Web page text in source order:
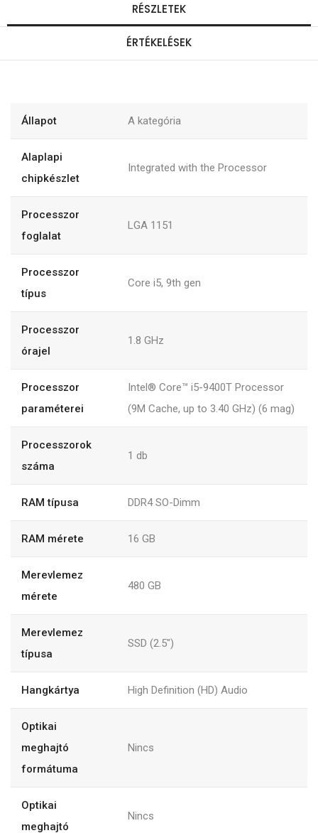
RÉSZLETEK
ÉRTÉKELÉSEK
Állapot A kategória
Alaplapi
chipkészlet
Integrated with the Processor
Processzor
foglalat
LGA 1151
Processzor
típus
Core i5, 9th gen
Processzor
órajel
1.8 GHz
Processzor
paraméterei
Intel® Core™ i5-9400T Processor
(9M Cache, up to 3.40 GHz) (6 mag)
Processzorok
száma
1 db
RAM típusa DDR4 SO-Dimm
RAM mérete 16 GB
Merevlemez
mérete
480 GB
Merevlemez
típusa
SSD (2.5")
Hangkártya High Definition (HD) Audio
Optikai
meghajtó
formátuma
Nincs
Optikai
meghajtó
Nincs